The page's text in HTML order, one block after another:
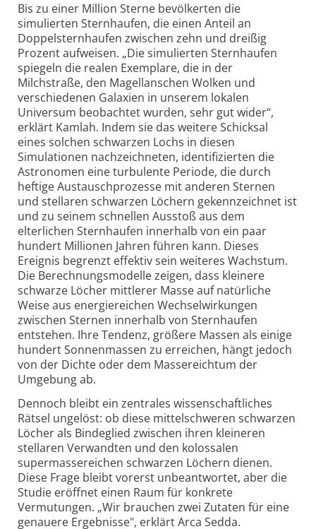
Bis zu einer Million Sterne bevölkerten die
simulierten Sternhaufen, die einen Anteil an
Doppelsternhaufen zwischen zehn und dreißig
Prozent aufweisen. „Die simulierten Sternhaufen
spiegeln die realen Exemplare, die in der
Milchstraße, den Magellanschen Wolken und
verschiedenen Galaxien in unserem lokalen
Universum beobachtet wurden, sehr gut wider“,
erklärt Kamlah. Indem sie das weitere Schicksal
eines solchen schwarzen Lochs in diesen
Simulationen nachzeichneten, identifi­zierten die
Astronomen eine turbulente Periode, die durch
heftige Austausch­prozesse mit anderen Sternen
und stellaren schwarzen Löchern gekennzeichnet ist
und zu seinem schnellen Ausstoß aus dem
elterlichen Sternhaufen innerhalb von ein paar
hundert Millionen Jahren führen kann. Dieses
Ereignis begrenzt effektiv sein weiteres Wachstum.
Die Berechnungsmodelle zeigen, dass kleinere
schwarze Löcher mittlerer Masse auf natürliche
Weise aus energiereichen Wechsel­wirkungen
zwischen Sternen innerhalb von Sternhaufen
entstehen. Ihre Tendenz, größere Massen als einige
hundert Sonnenmassen zu erreichen, hängt jedoch
von der Dichte oder dem Massereichtum der
Umgebung ab.
Dennoch bleibt ein zentrales wissenschaftliches
Rätsel ungelöst: ob diese mittel­schweren schwarzen
Löcher als Bindeglied zwischen ihren kleineren
stellaren Verwandten und den kolossalen
supermasse­reichen schwarzen Löchern dienen.
Diese Frage bleibt vorerst unbeantwortet, aber die
Studie eröffnet einen Raum für konkrete
Vermutungen. „Wir brauchen zwei Zutaten für eine
genauere Ergebnisse", erklärt Arca Sedda.